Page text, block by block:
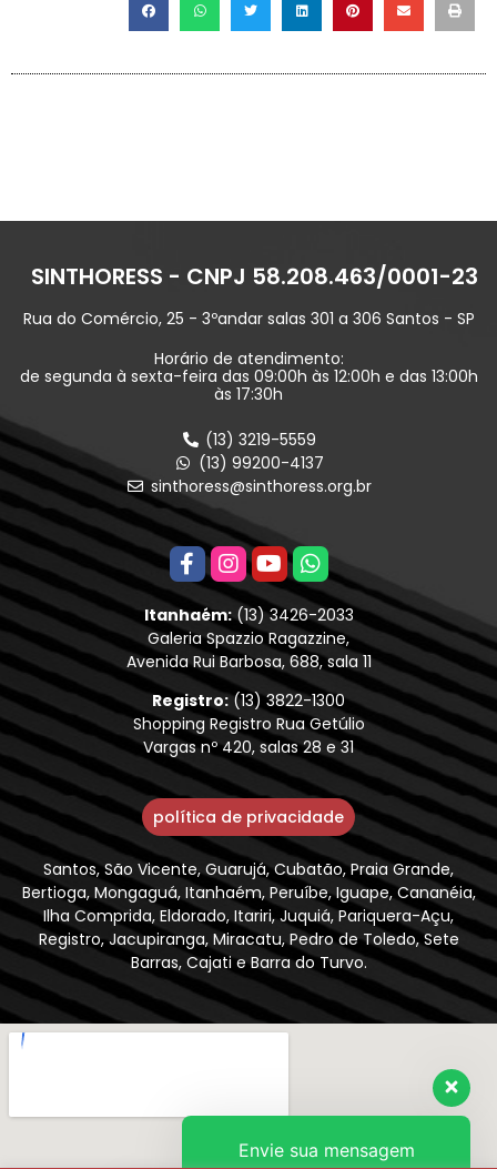
SINTHORESS - CNPJ 58.208.463/0001-23
Rua do Comércio, 25 - 3ºandar salas 301 a 306 Santos - SP
Horário de atendimento:
de segunda à sexta-feira das 09:00h às 12:00h e das 13:00h
às 17:30h
(13) 3219-5559
(13) 99200-4137
sinthoress@sinthoress.org.br
Itanhaém:(13) 3426-2033
Galeria Spazzio Ragazzine,
Avenida Rui Barbosa, 688, sala 11
Registro:(13) 3822-1300
Shopping Registro Rua Getúlio
Vargas nº 420, salas 28 e 31
política de privacidade
Santos, São Vicente, Guarujá, Cubatão, Praia Grande,
Bertioga, Mongaguá, Itanhaém, Peruíbe, Iguape, Cananéia,
Ilha Comprida, Eldorado, Itariri, Juquiá, Pariquera-Açu,
Registro, Jacupiranga, Miracatu, Pedro de Toledo, Sete
Barras, Cajati e Barra do Turvo.
Envie sua mensagem